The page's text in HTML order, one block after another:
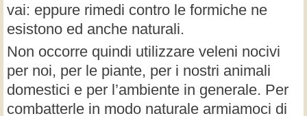
vai: eppure rimedi contro le formiche ne
esistono ed anche naturali.
Non occorre quindi utilizzare veleni nocivi
per noi, per le piante, per i nostri animali
domestici e per l’ambiente in generale. Per
combatterle in modo naturale armiamoci di